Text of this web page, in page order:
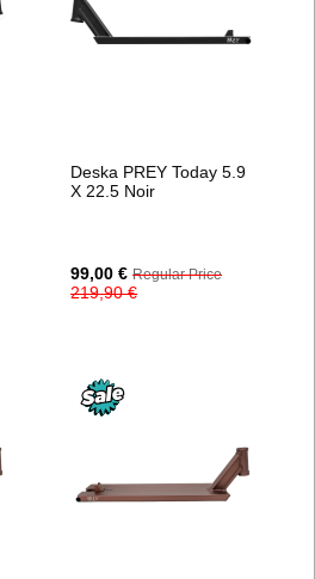
Deska PREY Today 5.9
X 22.5 Noir
Special
Price
99,00 € Regular Price
219,90 €